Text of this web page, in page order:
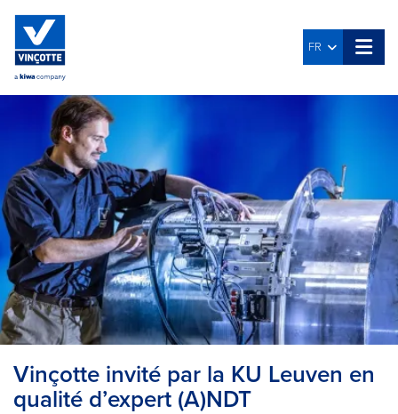
FR
Vinçotte invité par la KU Leuven en
qualité d’expert (A)NDT